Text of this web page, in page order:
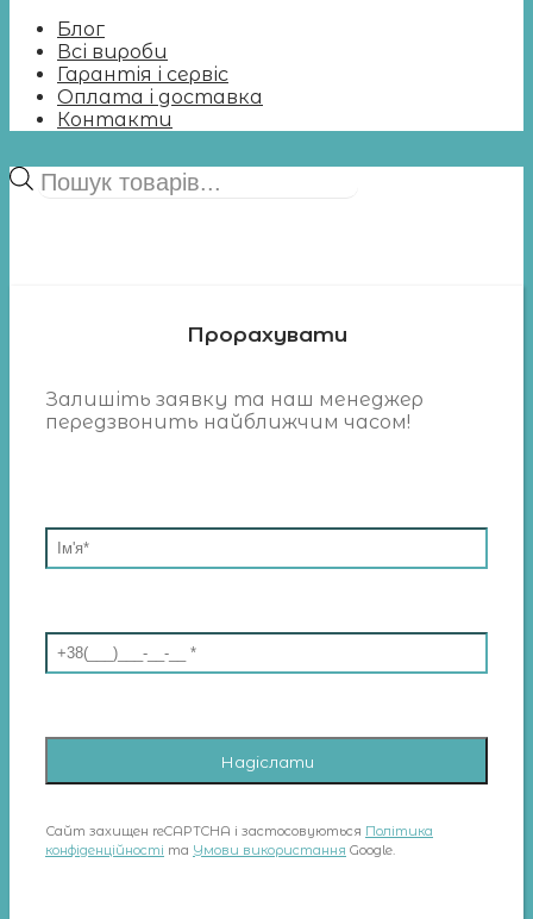
Блог
Всі вироби
Гарантія і сервіс
Оплата і доставка
Контакти
Пошук
товарів
Прорахувати
Залишіть заявку та наш менеджер
передзвонить найближчим часом!
Сайт захищен reCAPTCHA і застосовуються Політика
конфіденційності та Умови використання Google.